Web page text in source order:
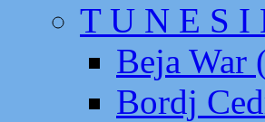
T U N E S I
Beja War
Bordj